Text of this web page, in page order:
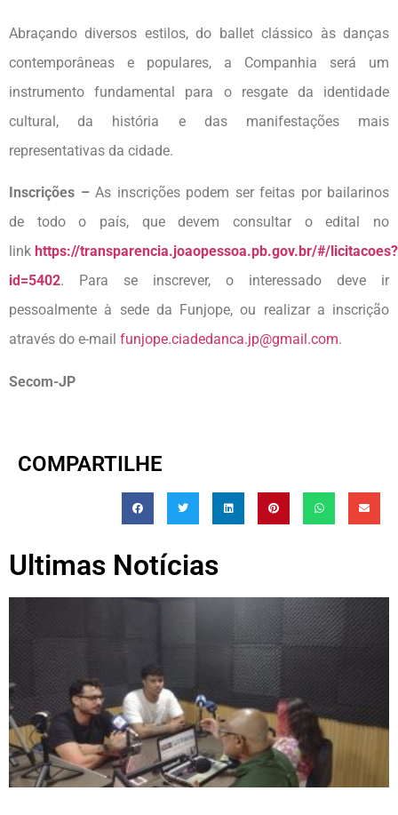
Abraçando diversos estilos, do ballet clássico às danças
contemporâneas e populares, a Companhia será um
instrumento fundamental para o resgate da identidade
cultural, da história e das manifestações mais
representativas da cidade.
Inscrições – As inscrições podem ser feitas por bailarinos
de todo o país, que devem consultar o edital no
link https://transparencia.joaopessoa.pb.gov.br/#/licitacoes?
id=5402. Para se inscrever, o interessado deve ir
pessoalmente à sede da Funjope, ou realizar a inscrição
através do e-mail funjope.ciadedanca.jp@gmail.com.
Secom-JP
COMPARTILHE
Ultimas Notícias